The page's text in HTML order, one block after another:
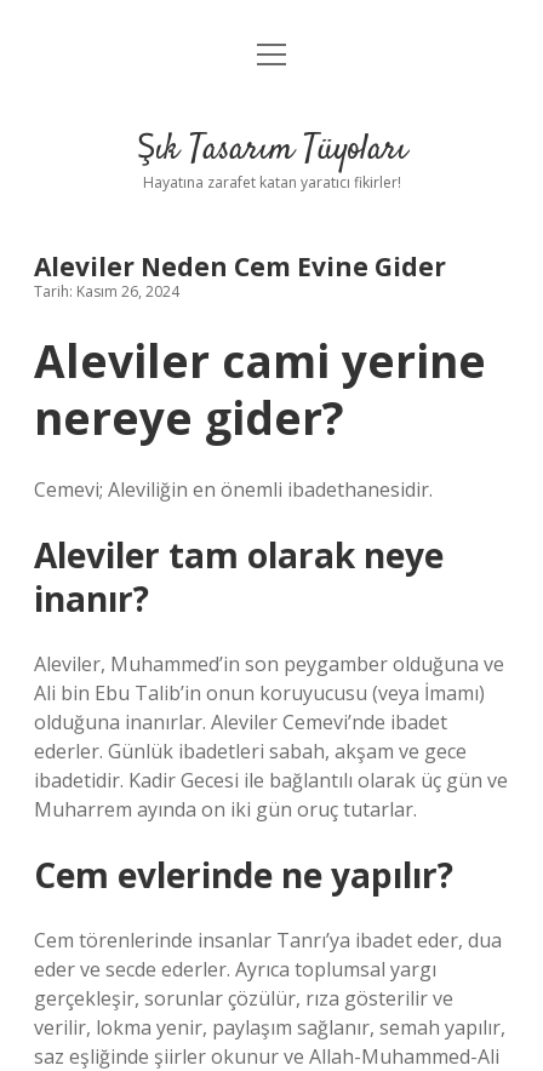
Anasayfa
Yasal Uyarı
menüyü
Şık Tasarım Tüyoları
Hayatına zarafet katan yaratıcı fikirler!
Aleviler Neden Cem Evine Gider
Tarih: Kasım 26, 2024
Aleviler cami yerine
nereye gider?
Cemevi; Aleviliğin en önemli ibadethanesidir.
Aleviler tam olarak neye
inanır?
Aleviler, Muhammed’in son peygamber olduğuna ve
Ali bin Ebu Talib’in onun koruyucusu (veya İmamı)
olduğuna inanırlar. Aleviler Cemevi’nde ibadet
ederler. Günlük ibadetleri sabah, akşam ve gece
ibadetidir. Kadir Gecesi ile bağlantılı olarak üç gün ve
Muharrem ayında on iki gün oruç tutarlar.
Cem evlerinde ne yapılır?
Cem törenlerinde insanlar Tanrı’ya ibadet eder, dua
eder ve secde ederler. Ayrıca toplumsal yargı
gerçekleşir, sorunlar çözülür, rıza gösterilir ve
verilir, lokma yenir, paylaşım sağlanır, semah yapılır,
saz eşliğinde şiirler okunur ve Allah-Muhammed-Ali